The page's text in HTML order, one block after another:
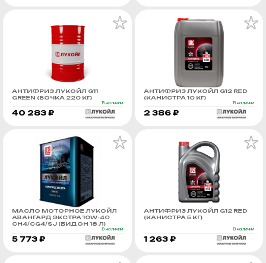
АНТИФРИЗ ЛУКОЙЛ G11
GREEN (БОЧКА 220 КГ)
В наличии
40 283 ₽
АНТИФРИЗ ЛУКОЙЛ G12 RED
(КАНИСТРА 10 КГ)
В наличии
2 386 ₽
МАСЛО МОТОРНОЕ ЛУКОЙЛ
АВАНГАРД ЭКСТРА 10W-40
CH4/CG4/SJ (БИДОН 18 Л)
В наличии
5 773 ₽
АНТИФРИЗ ЛУКОЙЛ G12 RED
(КАНИСТРА 5 КГ)
В наличии
1 263 ₽